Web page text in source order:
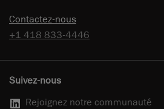
Contactez-nous
+1 418 833-4446
Suivez-nous
Rejoignez notre communauté